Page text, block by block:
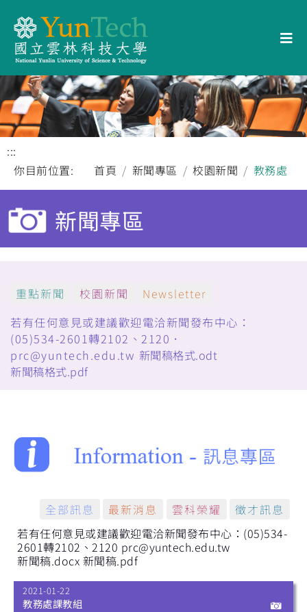
:::
你目前位置:
首頁 新聞專區 校園新聞 教務處
新聞專區
重點新聞 校園新聞
Newsletter
若有任何意見或建議歡迎電洽新聞發布中心：
(05)534-2601轉2102、2120．
prc@yuntech.edu.tw 新聞稿格式.odt
新聞稿格式.pdf
全部訊息 最新消息 雲科榮耀
徵才訊息
若有任何意見或建議歡迎電洽新聞發布中心：(05)534-
2601轉2102、2120 prc@yuntech.edu.tw
新聞稿.docx 新聞稿.pdf
2021-01-22
教務處課教組